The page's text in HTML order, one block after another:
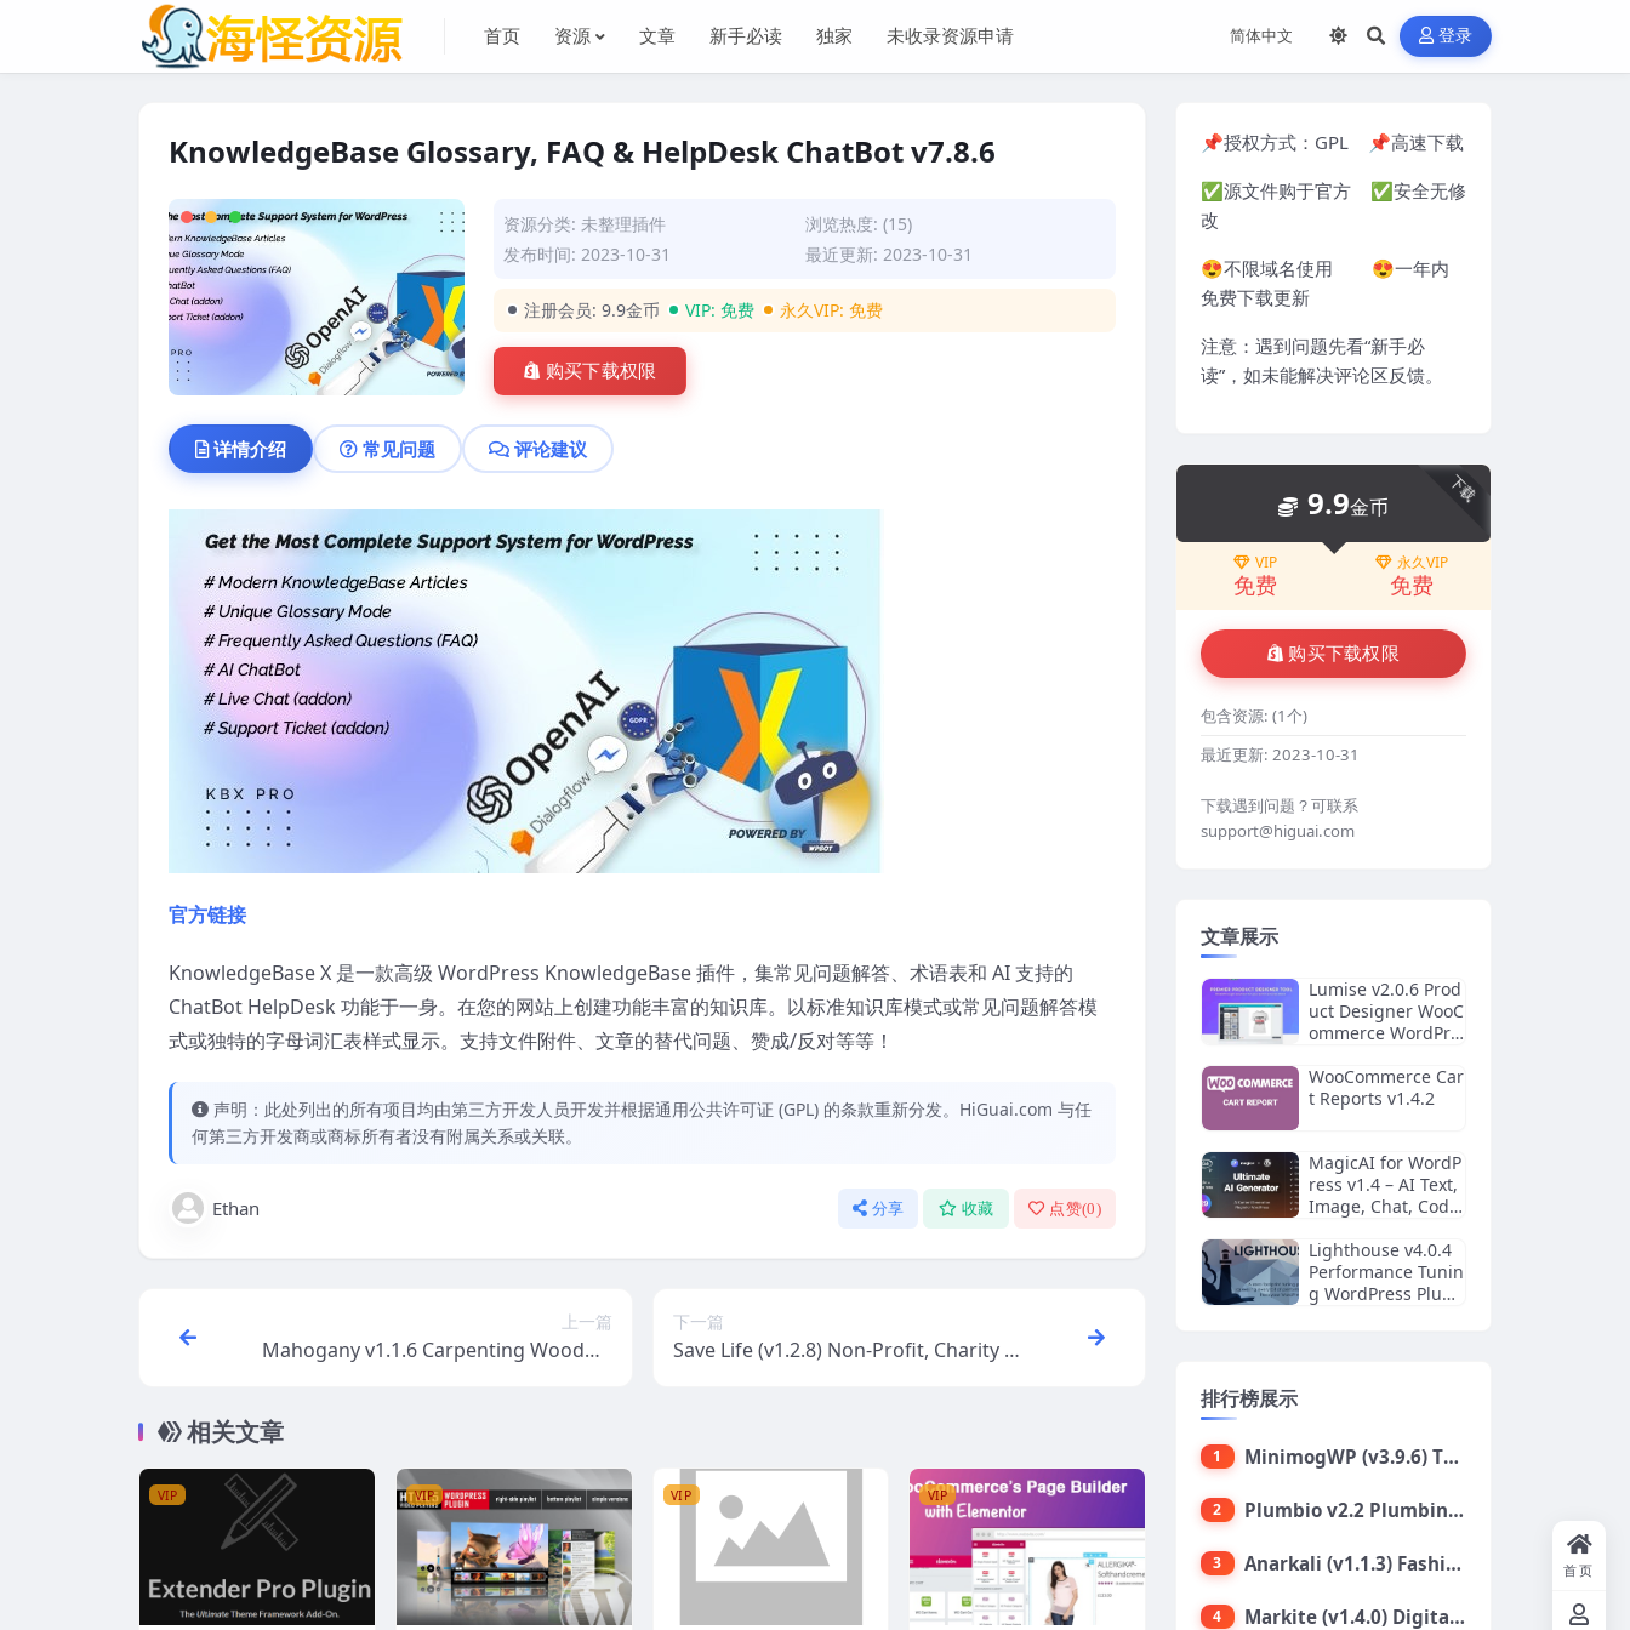
首页 资源 文章 新手必读 独家 未收录资源申请 登录
KnowledgeBase Glossary, FAQ & HelpDesk ChatBot v7.8.6
资源分类: 未整理插件
浏览热度: (15)
发布时间: 2023-10-31
最近更新: 2023-10-31
注册会员:9.9金币 VIP:免费 永久VIP:免费
购买下载权限
详情介绍 常见问题 评论建议
官方链接
KnowledgeBase X 是一款高级 WordPress KnowledgeBase 插件，集常见问题解答、术语表和 AI 支持的
ChatBot HelpDesk 功能于一身。在您的网站上创建功能丰富的知识库。以标准知识库模式或常见问题解答模
式或独特的字母词汇表样式显示。支持文件附件、文章的替代问题、赞成/反对等等！
声明：此处列出的所有项目均由第三方开发人员开发并根据通用公共许可证 (GPL) 的条款重新分发。HiGuai.com 与任
何第三方开发商或商标所有者没有附属关系或关联。
Ethan 分享 收藏 点赞(0)
上一篇
Mahogany v1.1.6 Carpenting Woodwo
下一篇
Save Life (v1.2.8) Non-Profit, Charity &
相关文章
VIP VIP VIP VIP
📌授权方式： GPL 📌高速下载
✅源文件购于官方 ✅安全无修
改
😍不限域名使用 😍一年内
免费下载更新
注意：遇到问题先看“新手必
读”，如未能解决评论区反馈。
下载
9.9金币
VIP
免费
永久VIP
免费
购买下载权限
包含资源: (1个)
最近更新: 2023-10-31
下载遇到问题？可联系
support@higuai.com
文章展示
Lumise v2.0.6 Prod
uct Designer WooC
ommerce WordPre
WooCommerce Car
t Reports v1.4.2
MagicAI for WordP
ress v1.4 – AI Text,
Image, Chat, Code,
or
Lighthouse v4.0.4
Performance Tunin
g WordPress Plugi
排行榜展示
1 MinimogWP (v3.9.6) The High Converting eCommerce WordPress Theme
2 Plumbio v2.2 Plumbing Services WordPress Theme
3 Anarkali (v1.1.3) Fashion Shop Ecommerce Elementor Theme
4 Markite (v1.4.0) Digital Marketplace WordPress Theme
首页